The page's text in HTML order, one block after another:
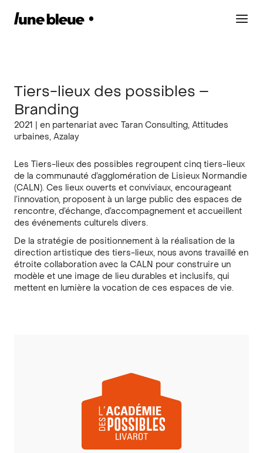
Tiers-lieux des possibles –
Branding
2021 | en partenariat avec Taran Consulting, Attitudes
urbaines, Azalay
Les Tiers-lieux des possibles regroupent cinq tiers-lieux
de la communauté d’agglomération de Lisieux Normandie
(CALN). Ces lieux ouverts et conviviaux, encourageant
l’innovation, proposent à un large public des espaces de
rencontre, d’échange, d’accompagnement et accueillent
des événements culturels divers.
De la stratégie de positionnement à la réalisation de la
direction artistique des tiers-lieux, nous avons travaillé en
étroite collaboration avec la CALN pour construire un
modèle et une image de lieu durables et inclusifs, qui
mettent en lumière la vocation de ces espaces de vie.